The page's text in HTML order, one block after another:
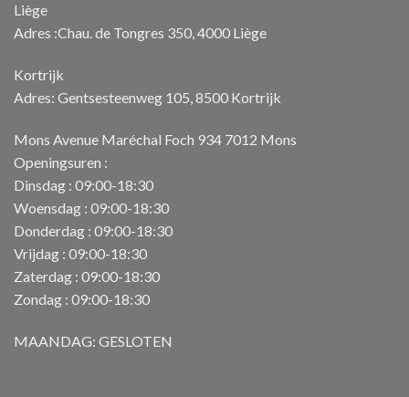
Liège
Adres :Chau. de Tongres 350, 4000 Liège
Kortrijk
Adres: Gentsesteenweg 105, 8500 Kortrijk
Mons Avenue Maréchal Foch 934 7012 Mons
Openingsuren :
Dinsdag : 09:00-18:30
Woensdag : 09:00-18:30
Donderdag : 09:00-18:30
Vrijdag : 09:00-18:30
Zaterdag : 09:00-18:30
Zondag : 09:00-18:30
MAANDAG: GESLOTEN